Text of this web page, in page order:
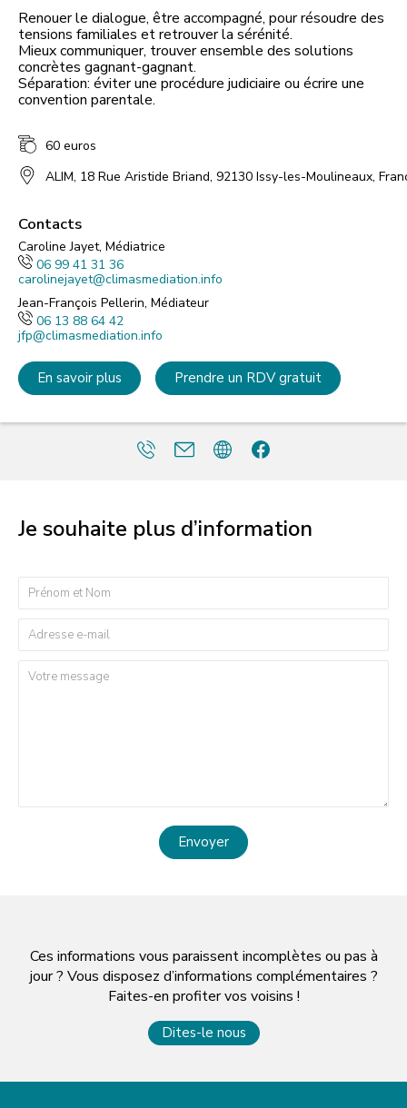
Renouer le dialogue, être accompagné, pour résoudre des
tensions familiales et retrouver la sérénité.
Mieux communiquer, trouver ensemble des solutions
concrètes gagnant-gagnant.
Séparation: éviter une procédure judiciaire ou écrire une
convention parentale.
60 euros
ALIM, 18 Rue Aristide Briand, 92130 Issy-les-Moulineaux,
Contacts
Caroline Jayet, Médiatrice
06 99 41 31 36
carolinejayet@climasmediation.info
Jean-François Pellerin, Médiateur
06 13 88 64 42
jfp@climasmediation.info
En savoir plus Prendre un RDV gratuit
Je souhaite plus d’information
Envoyer
Ces informations vous paraissent incomplètes ou pas à
jour ? Vous disposez d’informations complémentaires ?
Faites-en profiter vos voisins !
Dites-le nous